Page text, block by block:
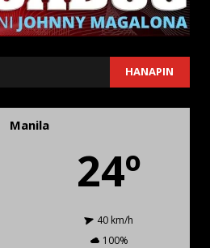
HANAPIN
Manila
24º
40 km/h
100%